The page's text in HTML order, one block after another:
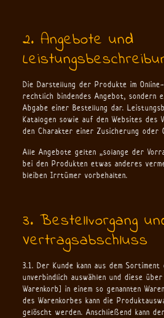
2. Angebote und
Die Darstellung der Produkte im
rechtlich bindendes Angebot, sondern
Abgabe einer Bestellung dar.
Katalogen sowie auf den Websites des
den Charakter einer Zusicherung oder
Alle Angebote gelten „solange der
bei den Produkten etwas anderes
bleiben Irrtümer vorbehalten.
3. Bestellvorgang
Vertragsabschluss
3.1. Der Kunde kann aus dem
unverbindlich auswählen und diese
Warenkorb] in einem so genannten
des Warenkorbes kann die
gelöscht werden. Anschließend kann